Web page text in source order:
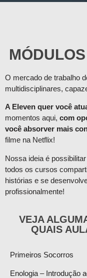
O mercado de trabalho
multidisciplinares,
A Eleven quer você
momentos aqui, com
você absorver mais
filme na Netflix!
Nossa ideia é
todos os cursos
histórias e se
profissionalmente!
VEJA
QUAIS
Primeiros Socorros
Enologia – Introdução